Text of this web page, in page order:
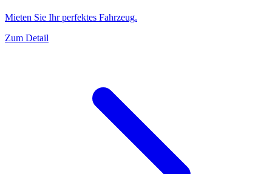
Mieten Sie Ihr perfektes Fahrzeug.
Zum Detail